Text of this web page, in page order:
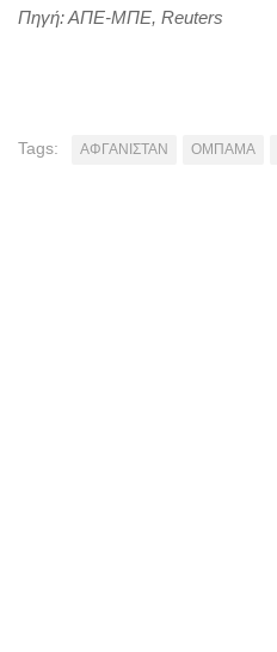
Πηγή: ΑΠΕ-ΜΠΕ, Reuters
Tags: ΑΦΓΑΝΙΣΤΑΝ ΟΜΠΑΜΑ